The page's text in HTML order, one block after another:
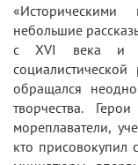
небольшие
с XVI века и
обращался
творчества.
мореплаватели,
кто присовокупил